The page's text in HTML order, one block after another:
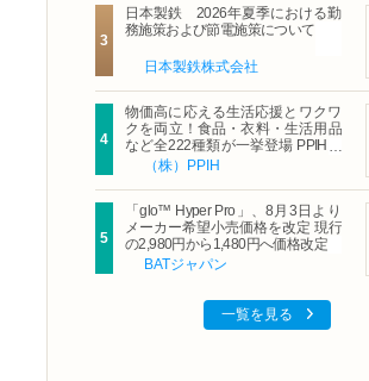
日本製鉄 2026年夏季における勤
務施策および節電施策について
日本製鉄株式会社
物価高に応える生活応援とワクワ
クを両立！食品・衣料・生活用品
など全222種類が一挙登場 PPIHグ
ループ「夏福袋」＆セール 8月6日
（株）PPIH
「glo™ Hyper Pro」、8月3日より
メーカー希望小売価格を改定 現行
の2,980円から1,480円へ価格改定
BATジャパン
一覧を見る